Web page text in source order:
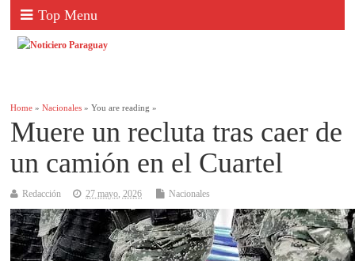
Top Menu
Home »Nacionales » You are reading »
Muere un recluta tras caer de
un camión en el Cuartel
Redacción 27 mayo, 2026 Nacionales